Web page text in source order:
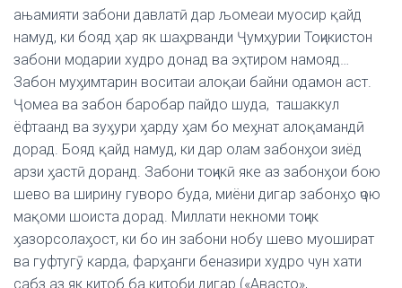
ањамияти забони давлатӣ дар љомеаи муосир қайд
намуд, ки бояд ҳар як шаҳрванди Ҷумҳурии Тоҷикистон
забони модарии худро донад ва эҳтиром намояд…
Забон муӽимтарин воситаи алоқаи байни одамон аст.
Ҷомеа ва забон баробар пайдо шуда, ташаккул
ёфтаанд ва зуӽури ӽарду ӽам бо меӽнат алоқамандӣ
дорад. Бояд қайд намуд, ки дар олам забонӽои зиёд
арзи ӽастӣ доранд. Забони тоҷикӣ яке аз забонӽои бою
шево ва ширину гуворо буда, миёни дигар забонӽо ҷою
мақоми шоиста дорад. Миллати некноми тоҷик
ӽазорсолаӽост, ки бо ин забони нобу шево муошират
ва гуфтугӯ карда, фарӽанги беназири худро чун хати
сабз аз як китоб ба китоби дигар («Авасто»,